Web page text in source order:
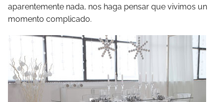
aparentemente nada, nos haga pensar que vivimos un
momento complicado.